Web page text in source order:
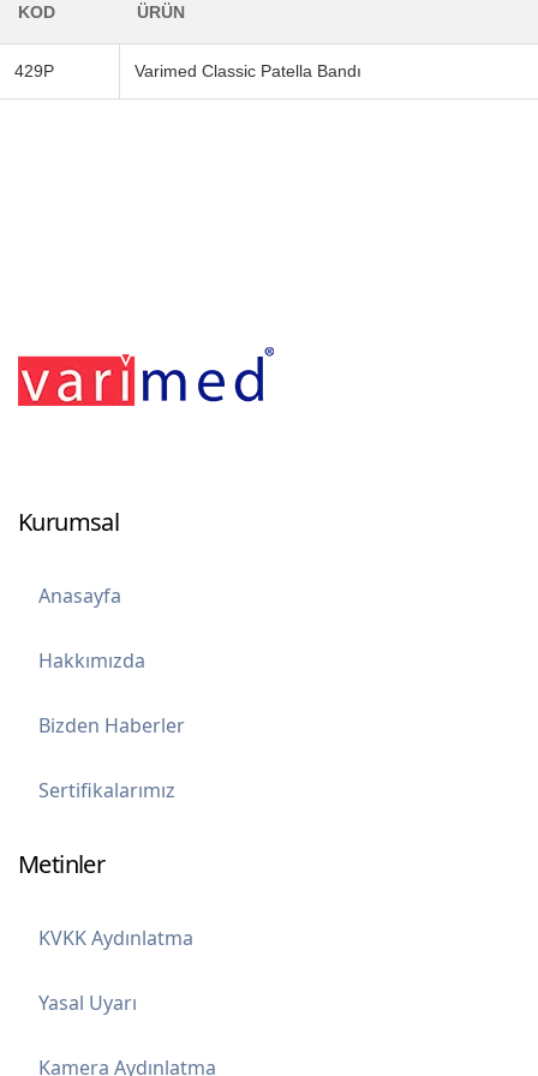
KOD ÜRÜN
429P Varimed Classic Patella Bandı
Kurumsal
Anasayfa
Hakkımızda
Bizden Haberler
Sertifikalarımız
Metinler
KVKK Aydınlatma
Yasal Uyarı
Kamera Aydınlatma